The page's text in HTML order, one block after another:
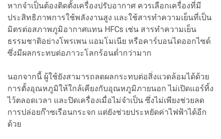
หากจำเป็นต้องติดตั้งเครื่องปรับอากาศ ควรเลือกเครื่องที่มี
ประสิทธิภาพการใช้พลังงานสูง และใช้สารทำความเย็นที่เป็น
มิตรต่อสภาพภูมิอากาศแทน HFCs เช่น สารทำความเย็น
ธรรมชาติอย่างโพรเพน แอมโมเนีย หรือคาร์บอนไดออกไซด์
ซึ่งมีผลกระทบต่อภาวะโลกร้อนต่ำกว่ามาก
นอกจากนี้ ผู้ใช้ยังสามารถลดผลกระทบต่อสิ่งแวดล้อมได้ด้วย
การตั้งอุณหภูมิให้ใกล้เคียงกับอุณหภูมิภายนอก ไม่เปิดแอร์ทิ้ง
ไว้ตลอดเวลา และปิดเครื่องเมื่อไม่จำเป็น ซึ่งไม่เพียงช่วยลด
การปล่อยก๊าซเรือนกระจก แต่ยังช่วยประหยัดค่าไฟฟ้าได้อีก
ด้วย